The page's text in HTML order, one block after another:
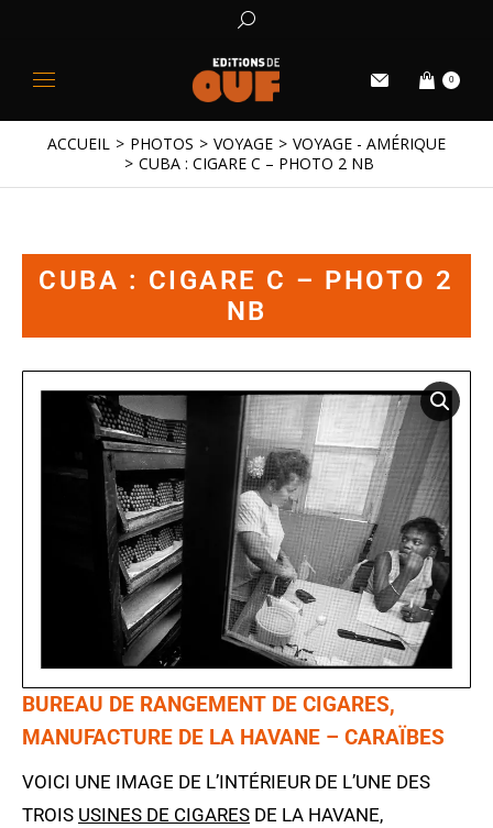
0
Vous êtes ici :
ACCUEIL PHOTOS VOYAGE
VOYAGE - AMÉRIQUE
CUBA : CIGARE C – PHOTO 2 NB
CUBA : CIGARE C – PHOTO 2
NB
BUREAU DE RANGEMENT DE CIGARES,
MANUFACTURE DE LA HAVANE – CARAÏBES
VOICI UNE IMAGE DE L’INTÉRIEUR DE L’UNE DES
TROIS USINES DE CIGARES DE LA HAVANE,